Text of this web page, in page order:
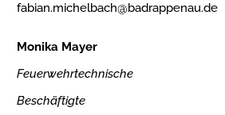
fabian.michelbach@badrappenau.de
Monika Mayer
Feuerwehrtechnische
Beschäftigte